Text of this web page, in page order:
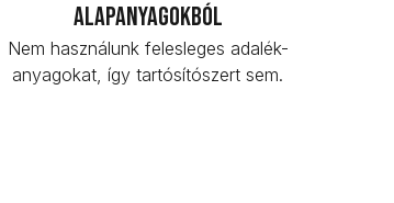
alapanyagokból
Nem használunk felesleges adalék-
anyagokat, így tartósítószert sem.